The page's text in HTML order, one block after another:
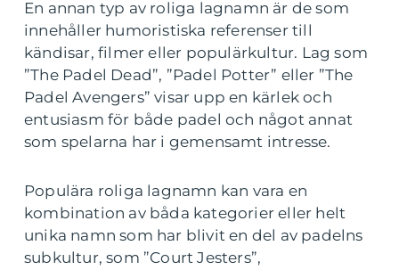
En annan typ av roliga lagnamn är de som
innehåller humoristiska referenser till
kändisar, filmer eller populärkultur. Lag som
”The Padel Dead”, ”Padel Potter” eller ”The
Padel Avengers” visar upp en kärlek och
entusiasm för både padel och något annat
som spelarna har i gemensamt intresse.
Populära roliga lagnamn kan vara en
kombination av båda kategorier eller helt
unika namn som har blivit en del av padelns
subkultur, som ”Court Jesters”,